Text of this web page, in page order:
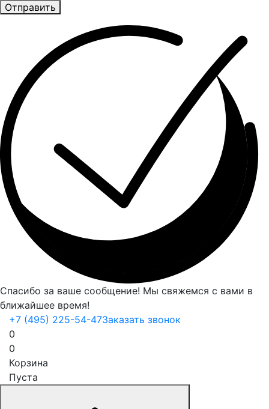
Отправить
Спасибо за ваше сообщение! Мы свяжемся с вами в
ближайшее время!
+7 (495) 225-54-47Заказать звонок
0
0
Корзина
Пуста